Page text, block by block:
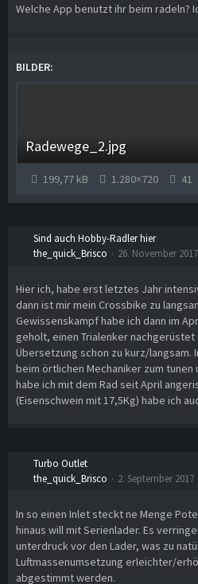
Welche App benutzt ihr beim radeln?
BILDER
Radewege_2.jpg
199,77 kB 1.280×720 41
Sind auch Hobby-Radler hier
the_quick_Brisco
26. November 2017
Hier ich, habe erst letztes Jahr
dann ist mir mein Crossbike zu
Gewissenskampf habe ich dann im
geholt, einen Trialenker
Übersetzung schon zu kurz/langsam.
beim örtlichen Mechaniker zum tunen
habe ich mit dem Rad seit April
(Eisenschwein mit 17,5Kg) habe ich
Turbo Outlet
the_quick_Brisco
2. September 2017
In so einen Inlet steckt ne Menge
hinaus will mit Serienlader. Es
unterdruck vor den Lader, was zu
Luftmassenumsetzung erleichter/
abgestimmt werden.